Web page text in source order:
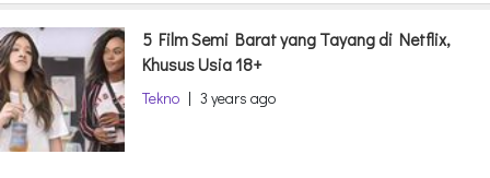
5 Film Semi Barat yang Tayang di Netflix,
Khusus Usia 18+
Tekno | 3 years ago